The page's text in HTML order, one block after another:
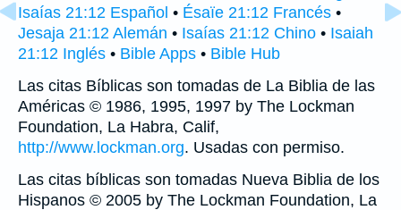
Isaías 21:12 Español • Ésaïe 21:12 Francés •
Jesaja 21:12 Alemán • Isaías 21:12 Chino • Isaiah
21:12 Inglés • Bible Apps • Bible Hub
Las citas Bíblicas son tomadas de La Biblia de las
Américas © 1986, 1995, 1997 by The Lockman
Foundation, La Habra, Calif,
http://www.lockman.org. Usadas con permiso.
Las citas bíblicas son tomadas Nueva Biblia de los
Hispanos © 2005 by The Lockman Foundation, La